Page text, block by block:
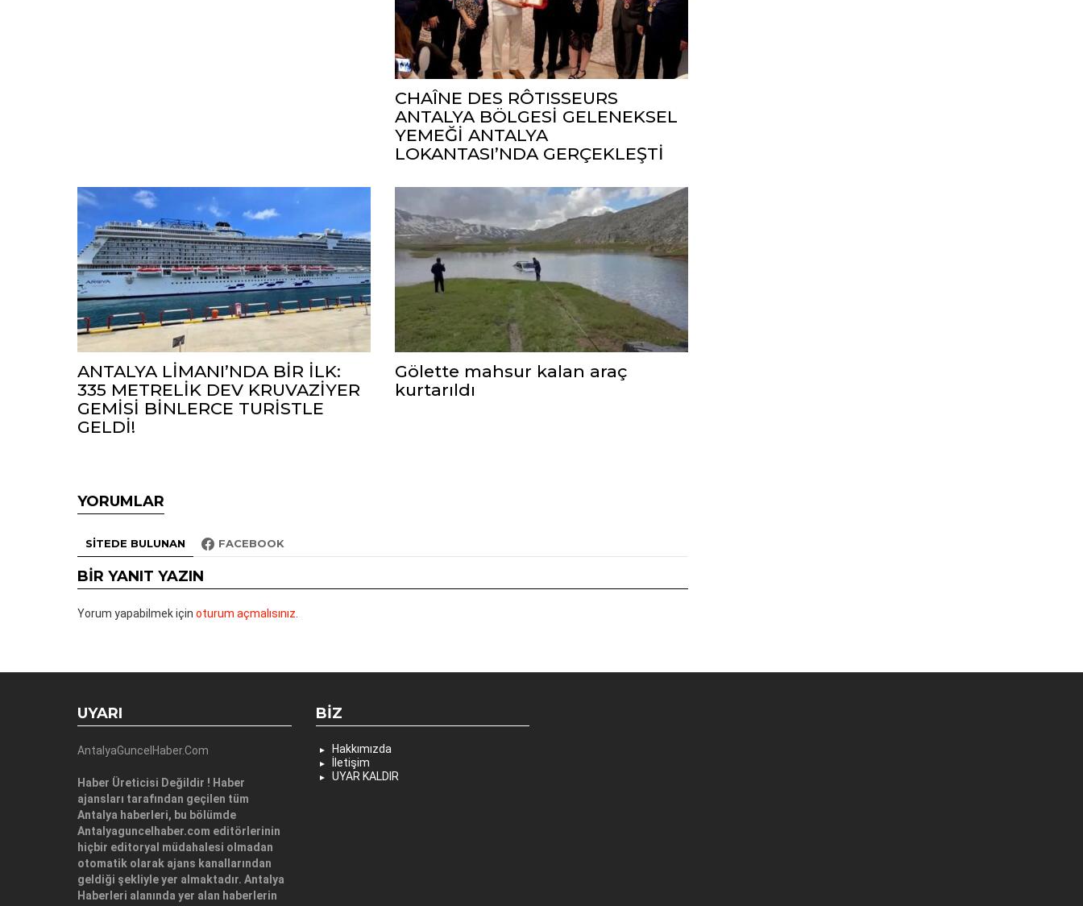
CHAÎNE DES RÔTISSEURS
ANTALYA BÖLGESİ GELENEKSEL
YEMEĞİ ANTALYA
LOKANTASI’NDA GERÇEKLEŞTİ
ANTALYA LİMANI’NDA BİR İLK:
335 METRELİK DEV KRUVAZİYER
GEMİSİ BİNLERCE TURİSTLE
GELDİ!
Gölette mahsur kalan araç
kurtarıldı
YORUMLAR
SITEDE BULUNAN FACEBOOK
BIR YANIT YAZIN
Yorum yapabilmek için oturum açmalısınız
UYARI
AntalyaGuncelHaber.Com
Haber Üreticisi Değildir ! Haber
ajansları tarafından geçilen tüm
Antalya haberleri, bu bölümde
Antalyaguncelhaber.com editörlerinin
hiçbir editoryal müdahalesi olmadan
otomatik olarak ajans kanallarından
geldiği şekliyle yer almaktadır. Antalya
Haberleri alanında yer alan haberlerin
BIZ
Hakkımızda
İletişim
UYAR KALDIR